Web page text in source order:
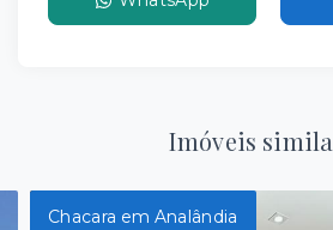
Imóveis
Chacara em Analândia